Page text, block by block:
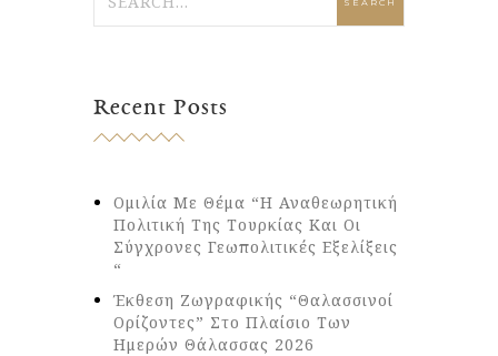
Recent Posts
Ομιλία Με Θέμα “Η Αναθεωρητική
Πολιτική Της Τουρκίας Και Οι
Σύγχρονες Γεωπολιτικές Εξελίξεις
“
Έκθεση Ζωγραφικής “Θαλασσινοί
Ορίζοντες” Στο Πλαίσιο Των
Ημερών Θάλασσας 2026